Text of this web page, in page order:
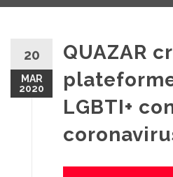
20
MAR
2020
QUAZAR
LGBTI+